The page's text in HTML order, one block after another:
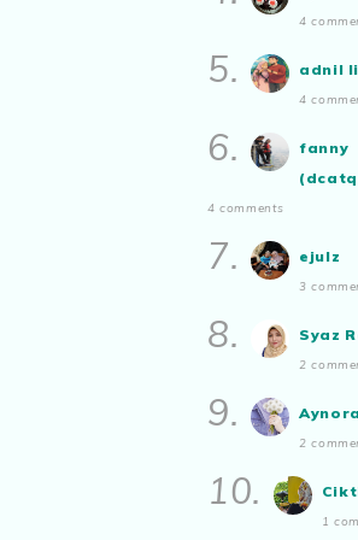
4
5. adnil
4
6.
4 comments
7. ejulz
3
8. Syaz
2
9. Aynora
2
10.
1